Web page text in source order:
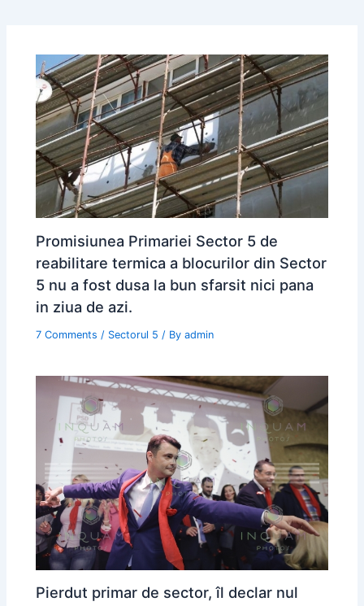
Promisiunea Primariei Sector 5 de
reabilitare termica a blocurilor din Sector
5 nu a fost dusa la bun sfarsit nici pana
in ziua de azi.
7 Comments / Sectorul 5 / Byadmin
Pierdut primar de sector, îl declar nul